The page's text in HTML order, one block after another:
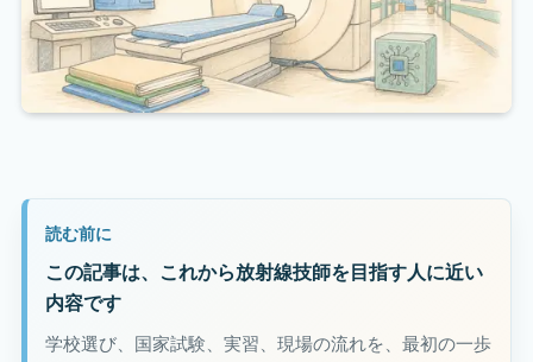
読む前に
この記事は、これから放射線技師を目指す人に近い
内容です
学校選び、国家試験、実習、現場の流れを、最初の一歩